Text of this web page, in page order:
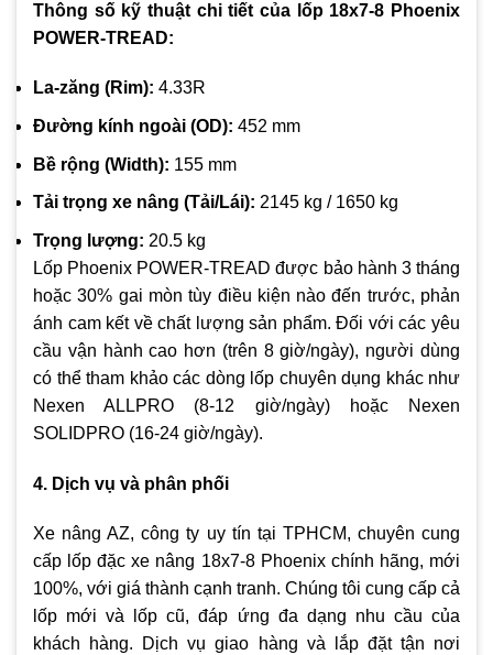
Thông số kỹ thuật chi tiết của lốp 18x7-8 Phoenix
POWER-TREAD:
La-zăng (Rim): 4.33R
Đường kính ngoài (OD): 452 mm
Bề rộng (Width): 155 mm
Tải trọng xe nâng (Tải/Lái): 2145 kg / 1650 kg
Trọng lượng: 20.5 kg
Lốp Phoenix POWER-TREAD được bảo hành 3 tháng
hoặc 30% gai mòn tùy điều kiện nào đến trước, phản
ánh cam kết về chất lượng sản phẩm. Đối với các yêu
cầu vận hành cao hơn (trên 8 giờ/ngày), người dùng
có thể tham khảo các dòng lốp chuyên dụng khác như
Nexen ALLPRO (8-12 giờ/ngày) hoặc Nexen
SOLIDPRO (16-24 giờ/ngày).
4. Dịch vụ và phân phối
Xe nâng AZ, công ty uy tín tại TPHCM, chuyên cung
cấp lốp đặc xe nâng 18x7-8 Phoenix chính hãng, mới
100%, với giá thành cạnh tranh. Chúng tôi cung cấp cả
lốp mới và lốp cũ, đáp ứng đa dạng nhu cầu của
khách hàng. Dịch vụ giao hàng và lắp đặt tận nơi